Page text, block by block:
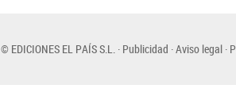
© EDICIONES EL PAÍS S.L. Publicidad Aviso legal